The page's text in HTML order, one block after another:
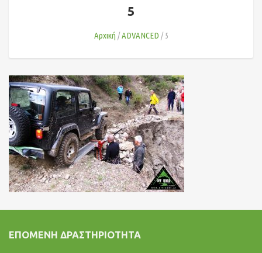
5
Αρχική ADVANCED 5
ΕΠΌΜΕΝΗ ΔΡΑΣΤΗΡΙΌΤΗΤΑ